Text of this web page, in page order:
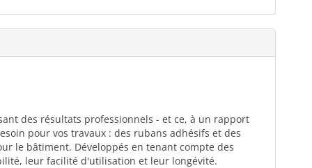
des résultats professionnels - et ce, à un rapport
pour vos travaux : des rubans adhésifs et des
le bâtiment. Développés en tenant compte des
leur facilité d'utilisation et leur longévité.